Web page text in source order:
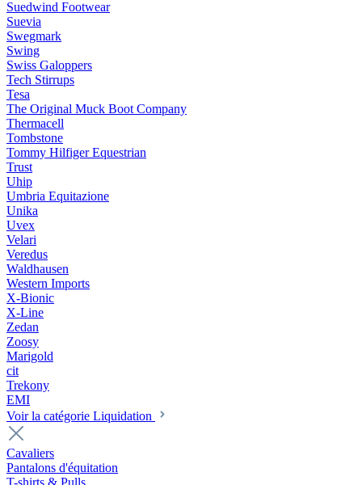
Suedwind Footwear
Suevia
Swegmark
Swing
Swiss Galoppers
Tech Stirrups
Tesa
The Original Muck Boot Company
Thermacell
Tombstone
Tommy Hilfiger Equestrian
Trust
Uhip
Umbria Equitazione
Unika
Uvex
Velari
Veredus
Waldhausen
Western Imports
X-Bionic
X-Line
Zedan
Zoosy
Marigold
cit
Trekony
EMI
Voir la catégorie Liquidation
Cavaliers
Pantalons d'équitation